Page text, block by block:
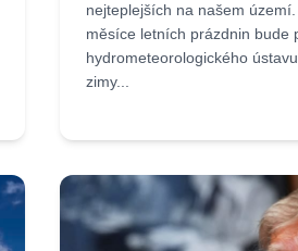
nejteplejších na našem
měsíce letních prázdnin bude
hydrometeorologického
zimy...